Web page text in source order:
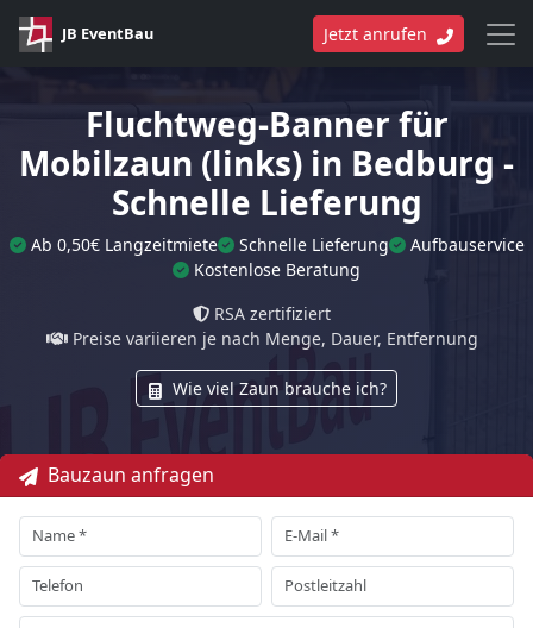
JB EventBau Jetzt anrufen
Fluchtweg-Banner für
Mobilzaun (links) in Bedburg -
Schnelle Lieferung
Ab 0,50€ Langzeitmiete Schnelle Lieferung
Aufbauservice
Kostenlose Beratung
RSA zertifiziert
Preise variieren je nach Menge, Dauer, Entfernung
Wie viel Zaun brauche ich?
Bauzaun anfragen